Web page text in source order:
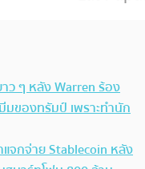
ว ๆ หลัง Warren ร้อง
มของทรัมป์ เพราะทำนัก
จกจ่าย Stablecoin หลัง